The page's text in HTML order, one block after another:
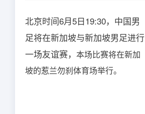
北京时间6月5日19:30，中国男
足将在新加坡与新加坡男足进行
一场友谊赛， 本场比赛将在新加
坡的惹兰勿刹体育场举行。